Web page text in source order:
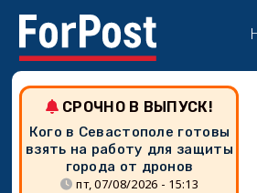
СРОЧНО В ВЫПУСК!
Кого в Севастополе готовы
взять на работу для защиты
города от дронов
пт, 07/08/2026 - 15:13